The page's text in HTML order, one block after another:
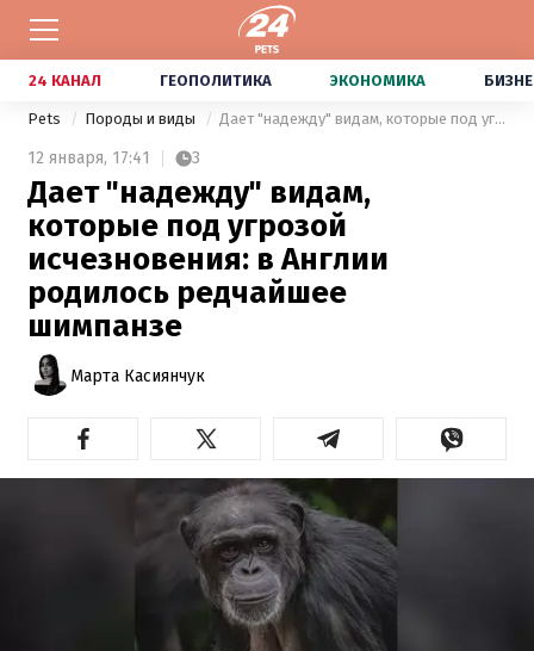
24 КАНАЛ ГЕОПОЛИТИКА ЭКОНОМИКА
Pets Породы и виды Дает "надежду" видам, которые под угрозой исчезновения: в Англии родилось редчайшее шимпанзе
12 января, 17:41 3
Дает "надежду" видам,
которые под угрозой
исчезновения: в Англии
родилось редчайшее
шимпанзе
Марта Касиянчук